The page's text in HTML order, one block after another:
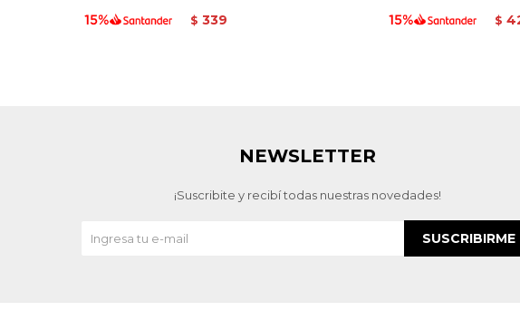
$ 339 $
NEWSLETTER
¡Suscribite y recibí todas nuestras novedades!
SUSCRIBIRME